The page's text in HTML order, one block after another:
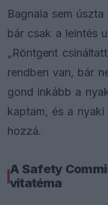
Bagnaia sem
bár csak a leintés
„Röntgent
rendben van, bár
gond inkább a
kaptam, és a
hozzá.
A Safety
vitatéma